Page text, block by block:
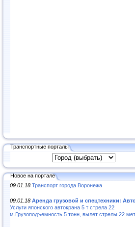
Транспортные порталы
Новое на портале
09.01.18 Транспорт города Воронежа
09.01.18 Аренда грузовой и спецтехники:
Услуги японского автокрана 5 т стрела 22
м.Грузоподъемность 5 тонн, вылет стрелы 22